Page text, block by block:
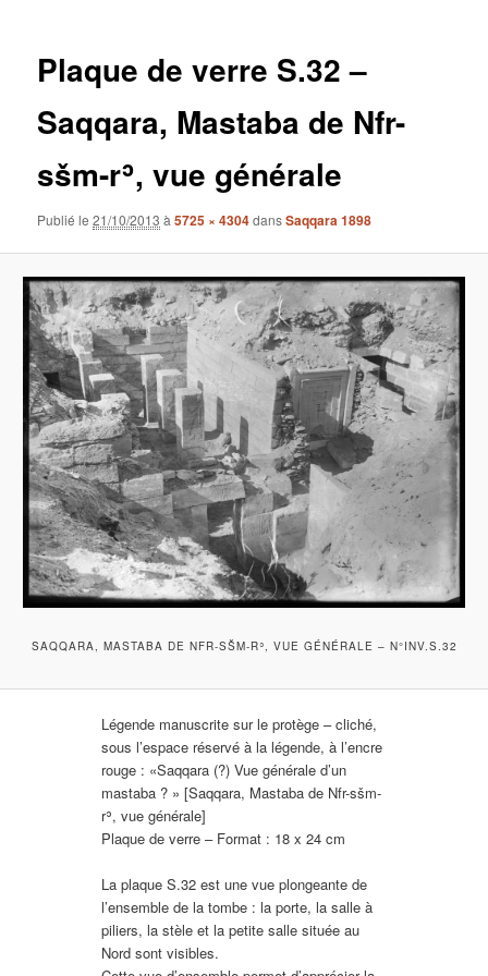
Plaque de verre S.32 –
Saqqara, Mastaba de Nfr-
sšm-rʾ, vue générale
Publié le21/10/2013 à5725 × 4304dansSaqqara 1898
SAQQARA, MASTABA DE NFR-SŠM-Rʾ, VUE GÉNÉRALE – N°INV.S.32
Légende manuscrite sur le protège – cliché,
sous l’espace réservé à la légende, à l’encre
rouge : «Saqqara (?) Vue générale d’un
mastaba ? » [Saqqara, Mastaba de Nfr-sšm-
rʾ, vue générale]
Plaque de verre – Format : 18 x 24 cm
La plaque S.32 est une vue plongeante de
l’ensemble de la tombe : la porte, la salle à
piliers, la stèle et la petite salle située au
Nord sont visibles.